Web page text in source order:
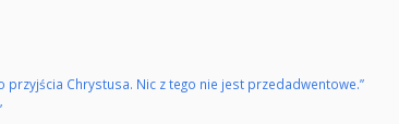
Chrystusa. Nic z tego nie jest przedadwentowe.”